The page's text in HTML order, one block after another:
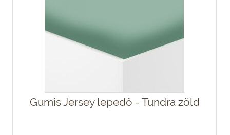
Gumis Jersey lepedő - Tundra zöld